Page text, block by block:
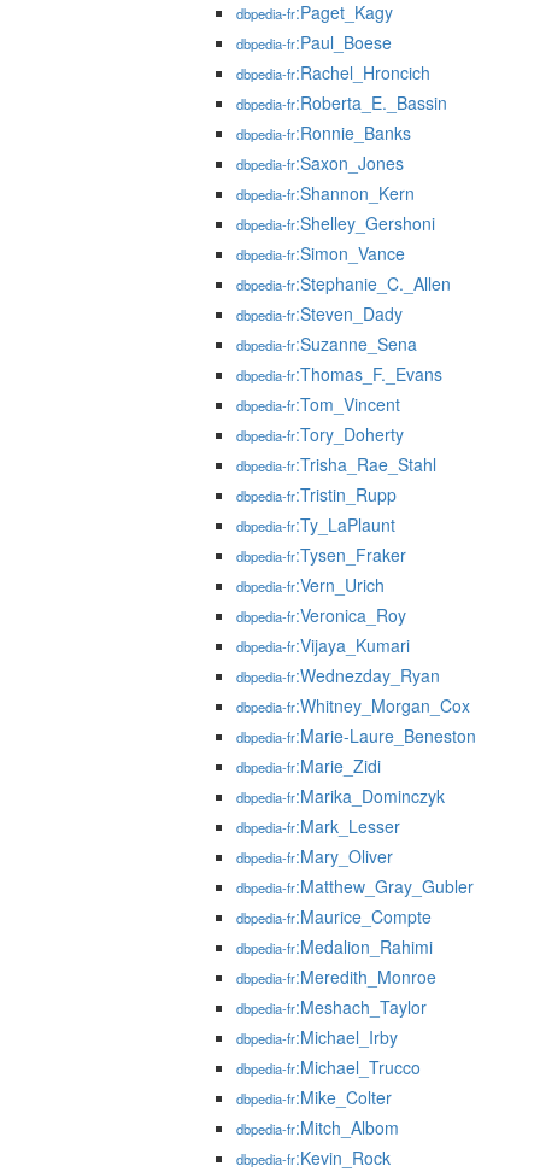
dbpedia-fr:Paget_Kagy
dbpedia-fr:Paul_Boese
dbpedia-fr:Rachel_Hroncich
dbpedia-fr:Roberta_E._Bassin
dbpedia-fr:Ronnie_Banks
dbpedia-fr:Saxon_Jones
dbpedia-fr:Shannon_Kern
dbpedia-fr:Shelley_Gershoni
dbpedia-fr:Simon_Vance
dbpedia-fr:Stephanie_C._Allen
dbpedia-fr:Steven_Dady
dbpedia-fr:Suzanne_Sena
dbpedia-fr:Thomas_F._Evans
dbpedia-fr:Tom_Vincent
dbpedia-fr:Tory_Doherty
dbpedia-fr:Trisha_Rae_Stahl
dbpedia-fr:Tristin_Rupp
dbpedia-fr:Ty_LaPlaunt
dbpedia-fr:Tysen_Fraker
dbpedia-fr:Vern_Urich
dbpedia-fr:Veronica_Roy
dbpedia-fr:Vijaya_Kumari
dbpedia-fr:Wednezday_Ryan
dbpedia-fr:Whitney_Morgan_Cox
dbpedia-fr:Marie-Laure_Beneston
dbpedia-fr:Marie_Zidi
dbpedia-fr:Marika_Dominczyk
dbpedia-fr:Mark_Lesser
dbpedia-fr:Mary_Oliver
dbpedia-fr:Matthew_Gray_Gubler
dbpedia-fr:Maurice_Compte
dbpedia-fr:Medalion_Rahimi
dbpedia-fr:Meredith_Monroe
dbpedia-fr:Meshach_Taylor
dbpedia-fr:Michael_Irby
dbpedia-fr:Michael_Trucco
dbpedia-fr:Mike_Colter
dbpedia-fr:Mitch_Albom
dbpedia-fr:Kevin_Rock